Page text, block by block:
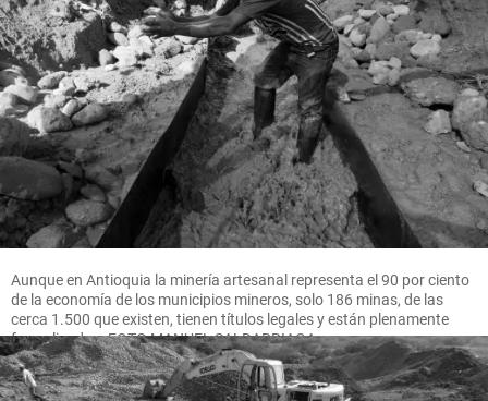
Aunque en Antioquia la minería artesanal representa el 90 por ciento
de la economía de los municipios mineros, solo 186 minas, de las
cerca 1.500 que existen, tienen títulos legales y están plenamente
formalizadas. FOTO MANUEL SALDARRIAGA